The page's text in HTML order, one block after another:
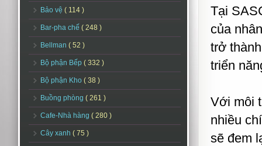
Bảo vệ ( 114 )
Bar-pha chế ( 248 )
Bellman ( 52 )
Bộ phận Bếp ( 332 )
Bộ phận Kho ( 38 )
Buồng phòng ( 261 )
Cafe-Nhà hàng ( 280 )
Cây xanh ( 75 )
Tại
của
trở
triển
Với môi
nhiều
sẽ đem